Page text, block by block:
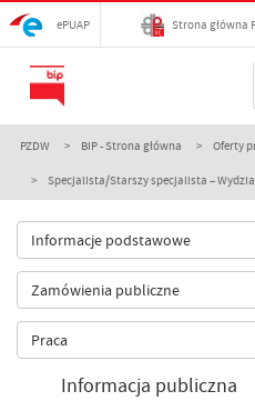
ePUAP Strona główna
PZDW BIP - Strona główna Oferty
Specjalista/Starszy specjalista –
Informacje podstawowe
Zamówienia publiczne
Praca
Informacja publiczna